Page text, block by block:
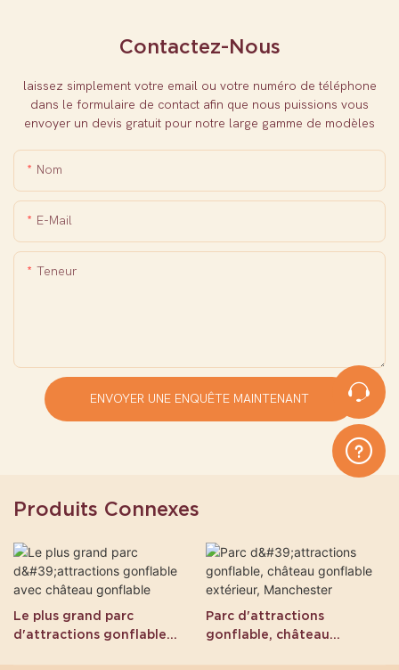
Contactez-Nous
laissez simplement votre email ou votre numéro de téléphone
dans le formulaire de contact afin que nous puissions vous
envoyer un devis gratuit pour notre large gamme de modèles
Nom
E-Mail
Teneur
ENVOYER UNE ENQUÊTE MAINTENANT
Produits Connexes
Le plus grand parc
d'attractions gonflable
Parc d'attractions
gonflable, château